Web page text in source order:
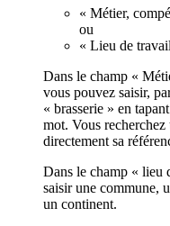
« Métier,
ou
« Lieu de
Dans le champ «
vous pouvez saisir,
« brasserie » en
mot. Vous recherchez
directement sa
Dans le champ « lieu
saisir une commune,
un continent.